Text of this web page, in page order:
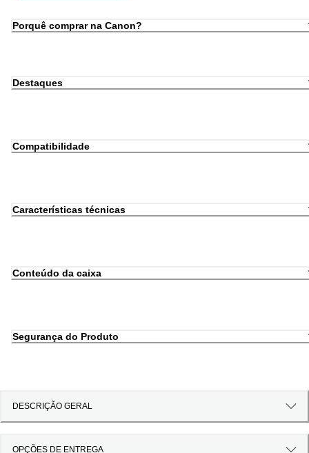
Porquê comprar na Canon?
Destaques
Compatibilidade
Características técnicas
Conteúdo da caixa
Segurança do Produto
DESCRIÇÃO GERAL
OPÇÕES DE ENTREGA